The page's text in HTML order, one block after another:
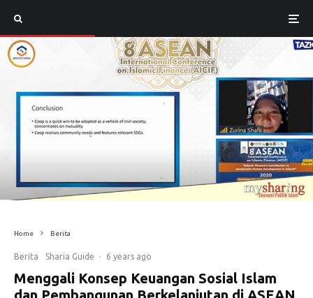
Home Berita
Berita Sharia Guide · 6 years ago
Menggali Konsep Keuangan Sosial Islam